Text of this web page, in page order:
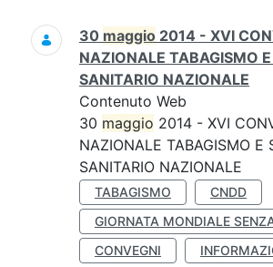
Ricerca
30 maggio 2014 - XVI
NAZIONALE TABAGISMO
SANITARIO NAZIONALE
Contenuto Web
30 maggio 2014 - XVI
NAZIONALE TABAGISMO E
SANITARIO NAZIONALE
TABAGISMO
CNDD
GIORNATA MONDIALE
CONVEGNI